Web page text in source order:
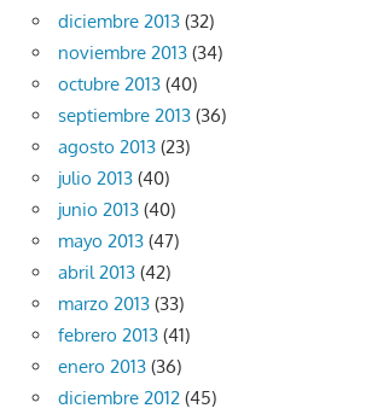
diciembre 2013 (32)
noviembre 2013 (34)
octubre 2013 (40)
septiembre 2013 (36)
agosto 2013 (23)
julio 2013 (40)
junio 2013 (40)
mayo 2013 (47)
abril 2013 (42)
marzo 2013 (33)
febrero 2013 (41)
enero 2013 (36)
diciembre 2012 (45)